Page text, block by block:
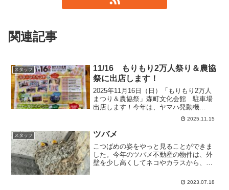
関連記事
スタッフ
11/16 もりもり2万人祭り＆農協
祭に出店します！
2025年11月16日（日）「もりもり2万人
まつり＆農協祭」森町文化会館 駐車場
出店します！今年は、ヤマハ発動機
（株）森町製造部様を真ん中に、両脇を
オートバイのＹＳＰ袋井、ｅＢｉｋｅの
エルドラード森町がそろって、ＡＬＬ
ＹＡＭＡＨＡブースで...
2025.11.15
スタッフ ツバメ
こつばめの姿をやっと見ることができま
した。今年のツバメ不動産の物件は、外
壁を少し高くしてネコやカラスから、こ
ベーションされていました。暑い中、親
2023.07.18